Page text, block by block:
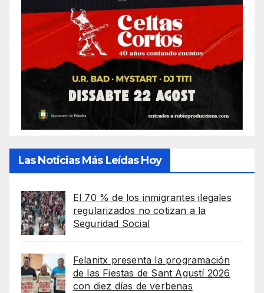
Las Noticias Más Leídas Hoy
El 70 % de los inmigrantes ilegales
regularizados no cotizan a la
Seguridad Social
Felanitx presenta la programación
de las Fiestas de Sant Agustí 2026
con diez días de verbenas